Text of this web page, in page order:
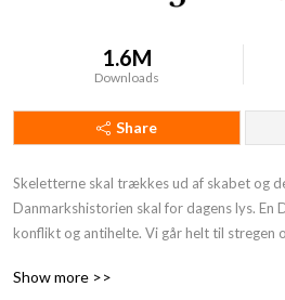
1.6M
Downloads
Share
Skeletterne skal trækkes ud af skabet og
Danmarkshistorien skal for dagens lys. En
konflikt og antihelte. Vi går helt til stregen
din podcast:https: //deroedefjer.10er.app/
Show more >>